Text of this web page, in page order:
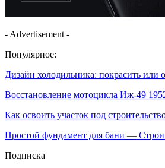
- Advertisement -
Популярное:
Дизайн холодильника: покрасить или
Восстановление мотоцикла Иж-49
Как освоить участок под
Простой фундамент для бани —
Подписка